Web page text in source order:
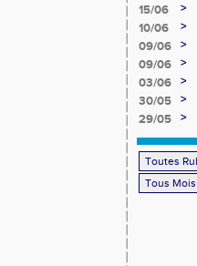
15/06
>
10/06
>
09/06
>
09/06
>
03/06
>
30/05
>
29/05
>